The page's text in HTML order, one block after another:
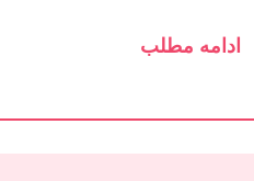
ادامه مطلب